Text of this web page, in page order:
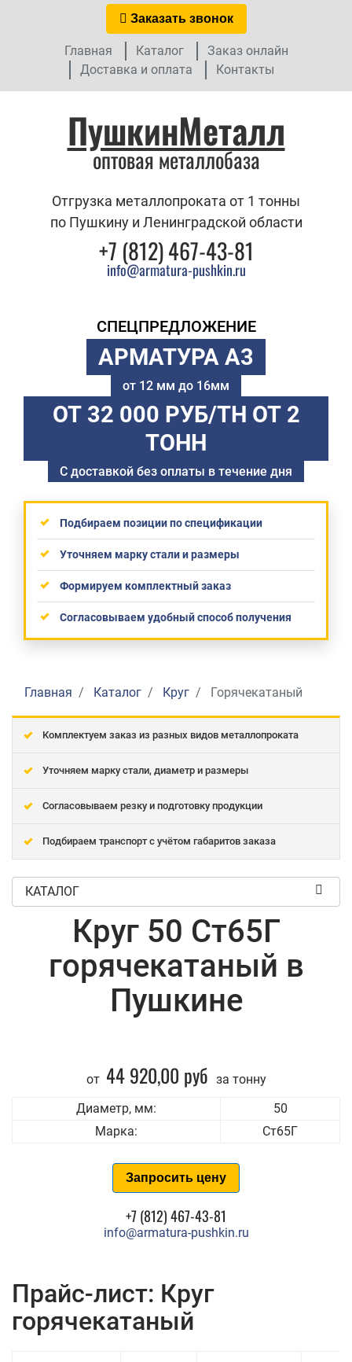
Заказать звонок
Главная Каталог
Заказ онлайн
Доставка и оплата
Контакты
ПушкинМеталл
оптовая металлобаза
Отгрузка металлопроката от 1 тонны
по Пушкину и Ленинградской области
+7 (812) 467-43-81
info@armatura-pushkin.ru
СПЕЦПРЕДЛОЖЕНИЕ
АРМАТУРА А3
от 12 мм до 16мм
ОТ 32 000 РУБ/ТН ОТ 2
ТОНН
С доставкой без оплаты в течение дня
Подбираем позиции по спецификации
Уточняем марку стали и размеры
Формируем комплектный заказ
Согласовываем удобный способ получения
Главная Каталог Круг Горячекатаный
Комплектуем заказ из разных видов металлопроката
Уточняем марку стали, диаметр и размеры
Согласовываем резку и подготовку продукции
Подбираем транспорт с учётом габаритов заказа
КАТАЛОГ
Круг 50 Ст65Г
горячекатаный в
Пушкине
от 44 920,00 руб за тонну
Диаметр, мм:
50
Марка:
Ст65Г
Запросить цену
+7 (812) 467-43-81
info@armatura-pushkin.ru
Прайс-лист: Круг
горячекатаный